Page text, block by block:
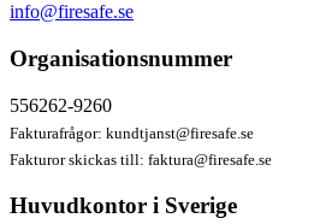
info@firesafe.se
Organisationsnummer
556262-9260
Fakturafrågor: kundtjanst@firesafe.se
Fakturor skickas till: faktura@firesafe.se
Huvudkontor i Sverige